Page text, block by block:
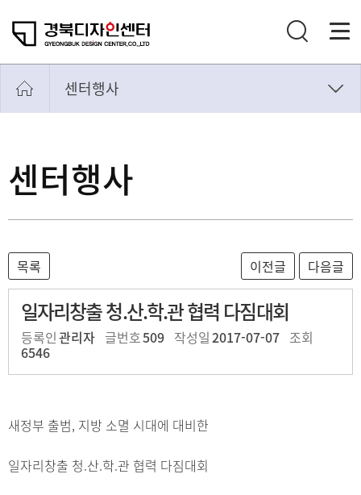
센터행사
센터행사
센터행사
일자리창출 청.산.학.관 협력 다짐대회
등록인관리자 글번호509 작성일2017-07-07 조회
6546
새정부 출범, 지방 소멸 시대에 대비한
일자리창출 청.산.학.관 협력 다짐대회